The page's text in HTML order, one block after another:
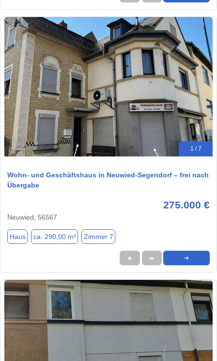
1 / 7
Wohn- und Geschäftshaus in Neuwied-Segendorf – frei nach
Übergabe
275.000 €
Neuwied, 56567
Haus ca. 290,00 m² Zimmer 7
★ ➦ ➜